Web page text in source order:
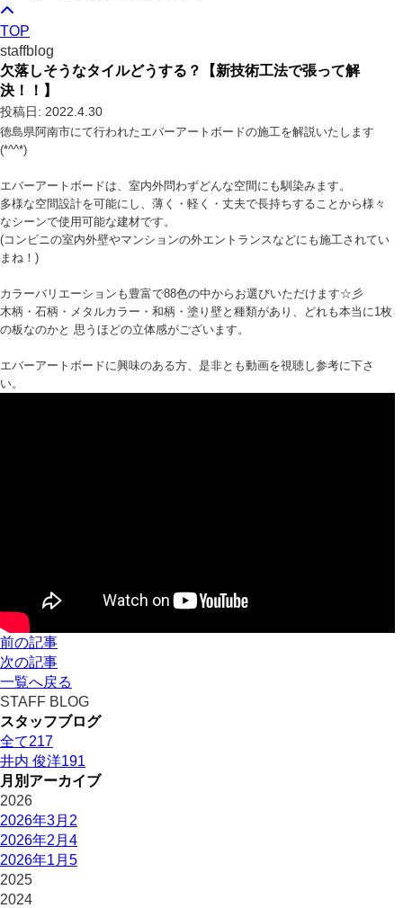
TOP
staffblog
欠落しそうなタイルどうする？【新技術工法で張って解
決！！】
投稿日: 2022.4.30
徳島県阿南市にて行われたエバーアートボードの施工を解説いたします
(*^^*)
エバーアートボードは、室内外問わずどんな空間にも馴染みます。
多様な空間設計を可能にし、薄く・軽く・丈夫で長持ちすることから様々
なシーンで使用可能な建材です。
(コンビニの室内外壁やマンションの外エントランスなどにも施工されてい
まね！)
カラーバリエーションも豊富で88色の中からお選びいただけます☆彡
木柄・石柄・メタルカラー・和柄・塗り壁と種類があり、どれも本当に1枚
の板なのかと 思うほどの立体感がございます。
エバーアートボードに興味のある方、是非とも動画を視聴し参考に下さ
い。
前の記事
次の記事
一覧へ戻る
STAFF BLOG
スタッフブログ
全て217
井内 俊洋191
月別アーカイブ
2026
2026年3月 2
2026年2月 4
2026年1月 5
2025
2024